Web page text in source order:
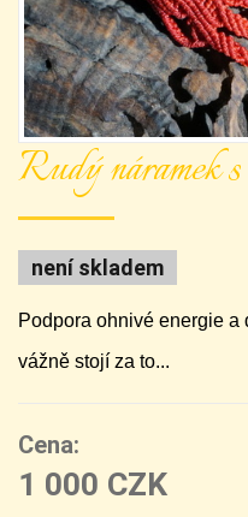
Rudý náramek s
není skladem
Podpora ohnivé energie
vážně stojí za to...
Cena:
1 000 CZK